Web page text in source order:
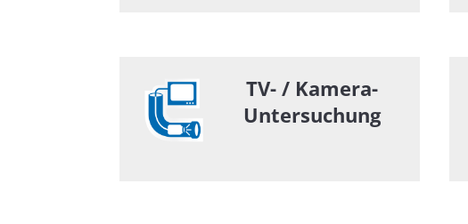
TV- / Kamera-
Untersuchung